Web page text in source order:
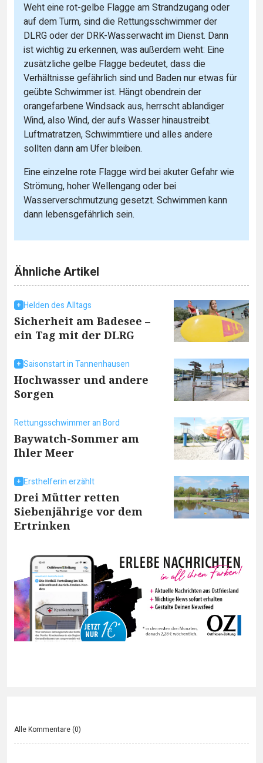
Weht eine rot-gelbe Flagge am Strandzugang oder
auf dem Turm, sind die Rettungsschwimmer der
DLRG oder der DRK-Wasserwacht im Dienst. Dann
ist wichtig zu erkennen, was außerdem weht: Eine
zusätzliche gelbe Flagge bedeutet, dass die
Verhältnisse gefährlich sind und Baden nur etwas für
geübte Schwimmer ist. Hängt obendrein der
orangefarbene Windsack aus, herrscht ablandiger
Wind, also Wind, der aufs Wasser hinaustreibt.
Luftmatratzen, Schwimmtiere und alles andere
sollten dann am Ufer bleiben.
Eine einzelne rote Flagge wird bei akuter Gefahr wie
Strömung, hoher Wellengang oder bei
Wasserverschmutzung gesetzt. Schwimmen kann
dann lebensgefährlich sein.
Ähnliche Artikel
Helden des Alltags
Sicherheit am Badesee –
ein Tag mit der DLRG
Saisonstart in Tannenhausen
Hochwasser und andere
Sorgen
Rettungsschwimmer an Bord
Baywatch-Sommer am
Ihler Meer
Ersthelferin erzählt
Drei Mütter retten
Siebenjährige vor dem
Ertrinken
Alle Kommentare (0)